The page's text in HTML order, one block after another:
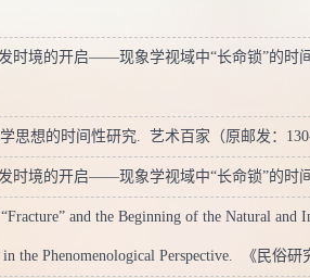
时境的开启——现象学视域中“长命锁”的时
思想的时间性研究. 艺术百家（原邮发：
时境的开启——现象学视域中“长命锁”的时
and the Beginning of the Natural and
the Phenomenological Perspective. 《民俗研